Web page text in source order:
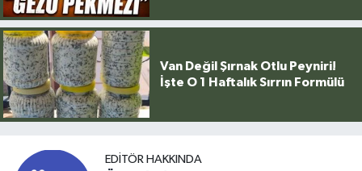
Van Değil Şırnak Otlu Peyniri!
İşte O 1 Haftalık Sırrın Formülü
EDITÖR HAKKINDA